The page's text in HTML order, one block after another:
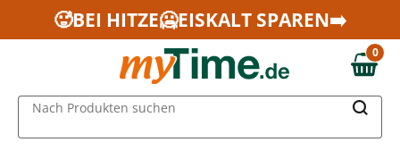
Zum Hauptinhalt springen
Zur Navigation springen
Zur Suche springen
🥵BEI HITZE🥶EISKALT SPAREN➡️
0,00 €
0
Nach Produkten suchen